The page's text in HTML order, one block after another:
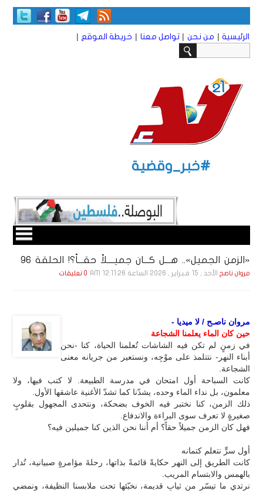
الرئيسية | من نحن | تواصل معنا | خريطة الموقع |
#خبر_وقضية
«الزمن الجميل».. هـــل كـــان جميــــلاً حقـــاً؟! الحلقة 96
مروان ناصح الأحد , 15 فـبـرايـر , 2026 الساعة 12:11:26 AM 0 تعليقات
مروان ناصـح / لا ميديا -
حين كان الماء يعلمنا الشجاعة
في زمنٍ لم تكن فيه الشاشات تُعلمنا الحياة، كنا -نحن
أبناء النهر- نتتلمذ على موْجِه، ونستعير من جريانه معنى
الشجاعة.
كانت السباحة أول امتحان في مدرسة الطبيعة. لا كتب فيها، ولا
معلمون، بل نداء الماء وحده، يشدّنا كما تشدّ الأغنية عاشقها الأول.
ذلك الزمن، كنا نختبر فيه الخوف بضحكة، ونتحدى المجهول بقلوبٍ
صغيرةٍ لا تعرف سوى البراءة والاندفاع.
فهل كان الزمن جميلاً حقاً؟ أم أننا نحن الذين كنا جميلين فيه؟
أول سرٍّ نتعلم كتمانه
كانت الطريق إلى النهر حكايةً قائمةً بذاتها، رحلةَ مؤامرةٍ صبيانية، تُدار
بالهمس والابتسام المريب.
نرتدي ما تيسّر من ثيابٍ قديمة، نخبّئها تحت ملابسنا النظيفة، ونمضي